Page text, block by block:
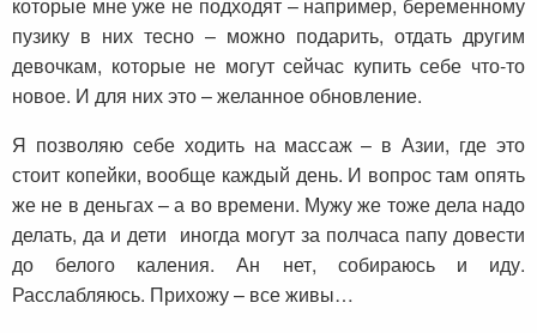
которые мне уже не подходят – например, беременному
пузику в них тесно – можно подарить, отдать другим
девочкам, которые не могут сейчас купить себе что-то
новое. И для них это – желанное обновление.
Я позволяю себе ходить на массаж – в Азии, где это
стоит копейки, вообще каждый день. И вопрос там опять
же не в деньгах – а во времени. Мужу же тоже дела надо
делать, да и дети иногда могут за полчаса папу довести
до белого каления. Ан нет, собираюсь и иду.
Расслабляюсь. Прихожу – все живы…